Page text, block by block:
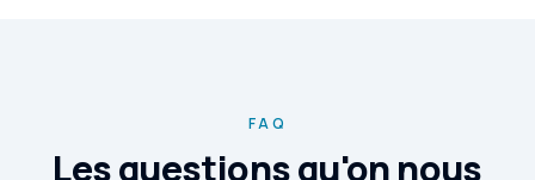
FAQ
Les questions qu'on nous